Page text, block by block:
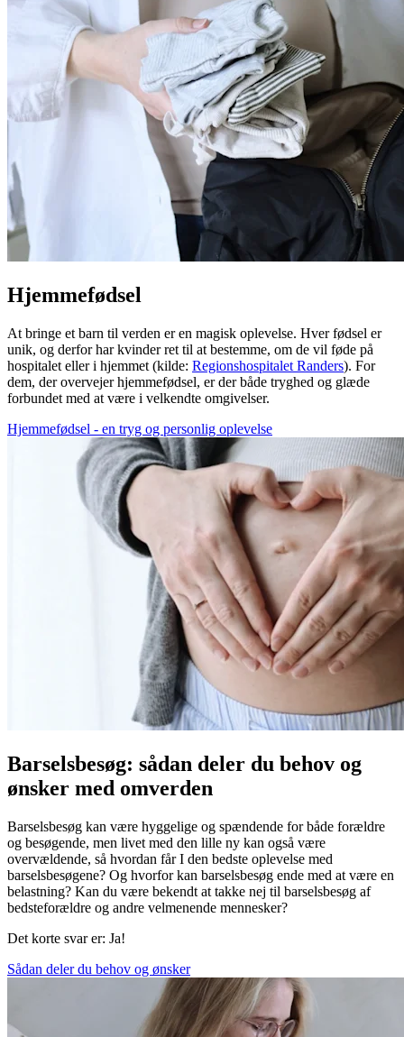
Hjemmefødsel
At bringe et barn til verden er en magisk oplevelse. Hver fødsel er
unik, og derfor har kvinder ret til at bestemme, om de vil føde på
hospitalet eller i hjemmet (kilde: Regionshospitalet Randers). For
dem, der overvejer hjemmefødsel, er der både tryghed og glæde
forbundet med at være i velkendte omgivelser.
Hjemmefødsel - en tryg og personlig oplevelse
Barselsbesøg: sådan deler du behov og
ønsker med omverden
Barselsbesøg kan være hyggelige og spændende for både forældre
og besøgende, men livet med den lille ny kan også være
overvældende, så hvordan får I den bedste oplevelse med
barselsbesøgene? Og hvorfor kan barselsbesøg ende med at være en
belastning? Kan du være bekendt at takke nej til barselsbesøg af
bedsteforældre og andre velmenende mennesker?
Det korte svar er: Ja!
Sådan deler du behov og ønsker